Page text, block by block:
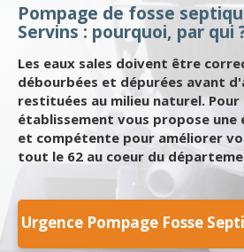
Pompage de fosse
Servins : pourquoi, par qui
Les eaux sales doivent être
débourbées et dépurées avant
restituées au milieu naturel.
établissement vous propose une
et compétente pour améliorer
tout le 62 au coeur du
Urgence Pompage Fosse